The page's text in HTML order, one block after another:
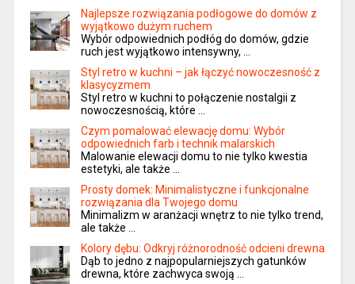
Najlepsze rozwiązania podłogowe do domów z
wyjątkowo dużym ruchem
Wybór odpowiednich podłóg do domów, gdzie
ruch jest wyjątkowo intensywny, …
Styl retro w kuchni – jak łączyć nowoczesność z
klasycyzmem
Styl retro w kuchni to połączenie nostalgii z
nowoczesnością, które …
Czym pomalować elewację domu: Wybór
odpowiednich farb i technik malarskich
Malowanie elewacji domu to nie tylko kwestia
estetyki, ale także …
Prosty domek: Minimalistyczne i funkcjonalne
rozwiązania dla Twojego domu
Minimalizm w aranżacji wnętrz to nie tylko trend,
ale także …
Kolory dębu: Odkryj różnorodność odcieni drewna
Dąb to jedno z najpopularniejszych gatunków
drewna, które zachwyca swoją …